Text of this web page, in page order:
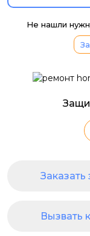
Не нашли
Заказать
Вызвать